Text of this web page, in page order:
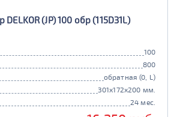
(JP) 100 обр (115D31L)
100
800
обратная (0, L)
301x172x200 мм.
24 мес.